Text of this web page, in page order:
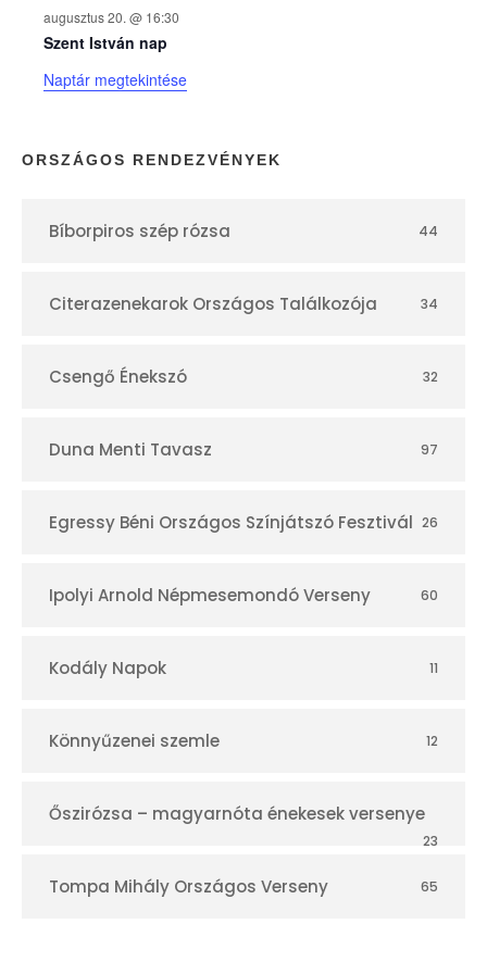
n
a
p
r
augusztus 20. @ 16:30
Szent István nap
Naptár megtekintése
ORSZÁGOS RENDEZVÉNYEK
Bíborpiros szép rózsa 44
Citerazenekarok Országos Találkozója 34
Csengő Énekszó 32
Duna Menti Tavasz 97
Egressy Béni Országos Színjátszó Fesztivál 26
Ipolyi Arnold Népmesemondó Verseny 60
Kodály Napok 11
Könnyűzenei szemle 12
Őszirózsa – magyarnóta énekesek versenye
23
Tompa Mihály Országos Verseny 65